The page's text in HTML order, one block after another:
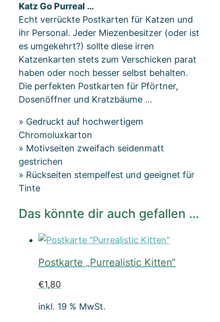
Katz Go Purreal …
Echt verrückte Postkarten für Katzen und
ihr Personal. Jeder Miezenbesitzer (oder ist
es umgekehrt?) sollte diese irren
Katzenkarten stets zum Verschicken parat
haben oder noch besser selbst behalten.
Die perfekten Postkarten für Pförtner,
Dosenöffner und Kratzbäume …
» Gedruckt auf hochwertigem
Chromoluxkarton
» Motivseiten zweifach seidenmatt
gestrichen
» Rückseiten stempelfest und geeignet für
Tinte
Das könnte dir auch gefallen …
Postkarte „Purrealistic Kitten“
€1,80
inkl. 19 % MwSt.